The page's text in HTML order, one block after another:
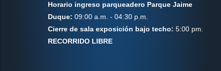
Horario ingreso parqueadero Parque Jaime
Duque: 09:00 a.m. - 04:30 p.m.
Cierre de sala exposición bajo techo: 5:00 pm.
RECORRIDO LIBRE